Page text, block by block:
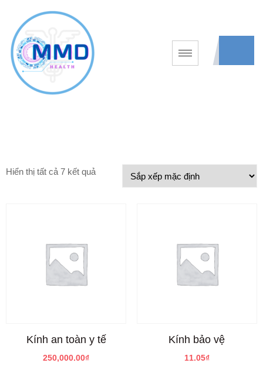
Hiển thị tất cả 7 kết quả
Kính an toàn y tế
250,000.00₫
Kính bảo vệ
11.05₫